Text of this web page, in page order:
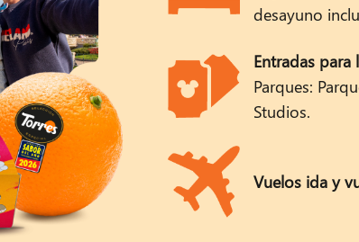
desayuno
Entradas para
Parques:
Studios.
Vuelos ida y